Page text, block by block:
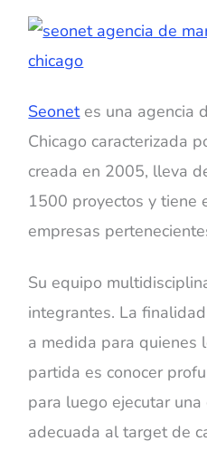
Seonetes una agencia
Chicago caracterizada
creada en 2005, lleva
1500 proyectos y tiene
empresas
Su equipo
integrantes. La
a medida para quienes
partida es conocer
para luego ejecutar una
adecuada al target de